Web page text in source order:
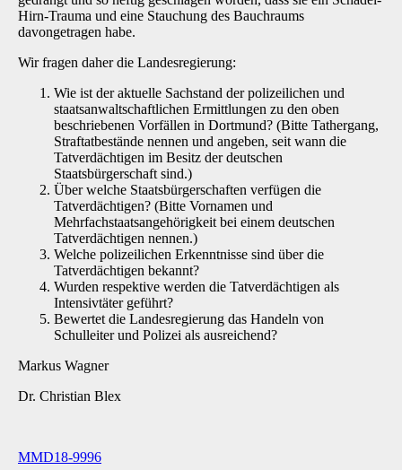
Hirn-Trauma und eine Stauchung des Bauchraums
davongetragen habe.
Wir fragen daher die Landesregierung:
Wie ist der aktuelle Sachstand der polizeilichen und
staatsanwaltschaftlichen Ermittlungen zu den oben
beschriebenen Vorfällen in Dortmund? (Bitte Tathergang,
Straftatbestände nennen und angeben, seit wann die
Tatverdächtigen im Besitz der deutschen
Staatsbürgerschaft sind.)
Über welche Staatsbürgerschaften verfügen die
Tatverdächtigen? (Bitte Vornamen und
Mehrfachstaatsangehörigkeit bei einem deutschen
Tatverdächtigen nennen.)
Welche polizeilichen Erkenntnisse sind über die
Tatverdächtigen bekannt?
Wurden respektive werden die Tatverdächtigen als
Intensivtäter geführt?
Bewertet die Landesregierung das Handeln von
Schulleiter und Polizei als ausreichend?
Markus Wagner
Dr. Christian Blex
MMD18-9996